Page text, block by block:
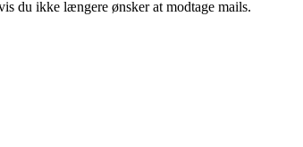
du ikke længere ønsker at modtage mails.